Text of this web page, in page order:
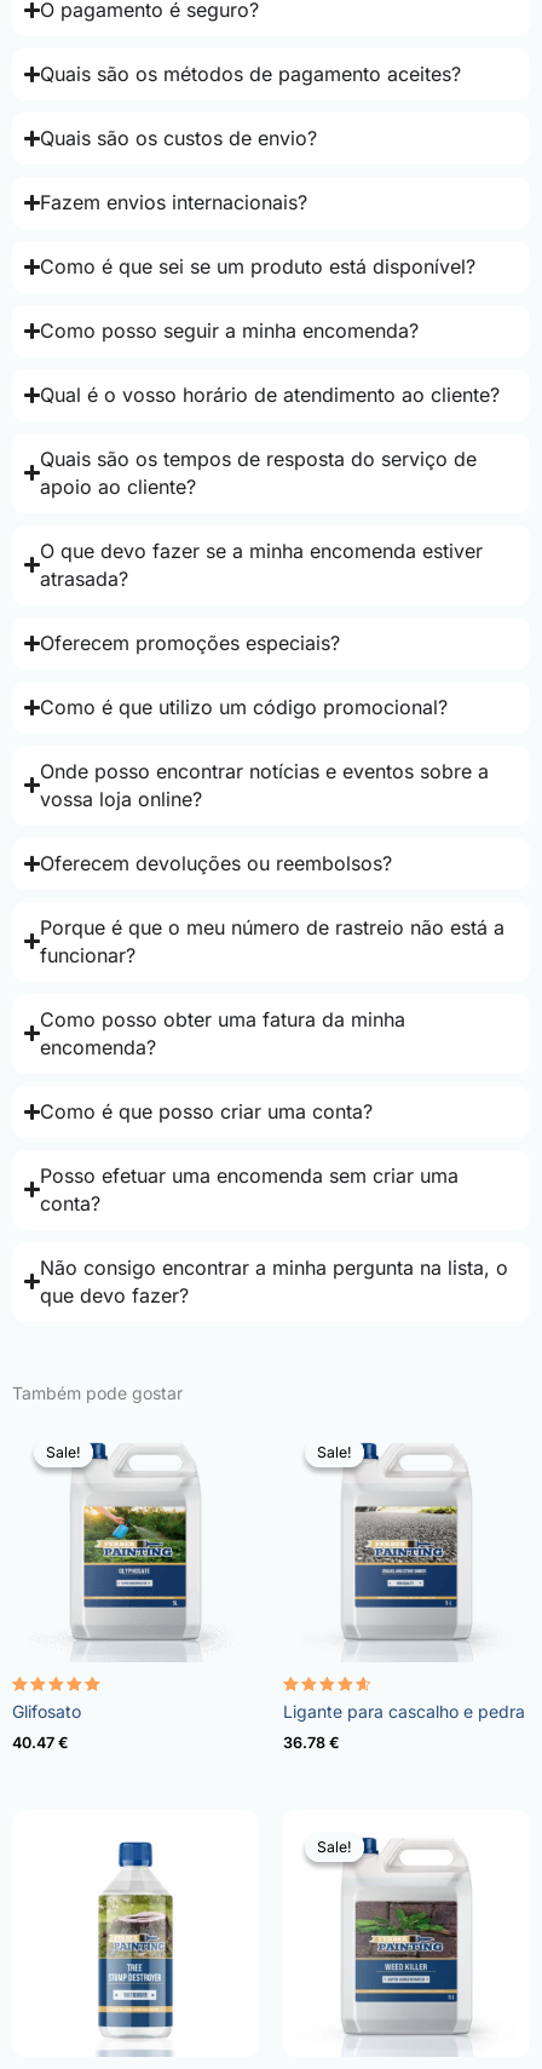
O pagamento é seguro?
Quais são os métodos de pagamento aceites?
Quais são os custos de envio?
Fazem envios internacionais?
Como é que sei se um produto está disponível?
Como posso seguir a minha encomenda?
Qual é o vosso horário de atendimento ao cliente?
Quais são os tempos de resposta do serviço de
apoio ao cliente?
O que devo fazer se a minha encomenda estiver
atrasada?
Oferecem promoções especiais?
Como é que utilizo um código promocional?
Onde posso encontrar notícias e eventos sobre a
vossa loja online?
Oferecem devoluções ou reembolsos?
Porque é que o meu número de rastreio não está a
funcionar?
Como posso obter uma fatura da minha
encomenda?
Como é que posso criar uma conta?
Posso efetuar uma encomenda sem criar uma
conta?
Não consigo encontrar a minha pergunta na lista, o
que devo fazer?
Também pode gostar
Sale!
Sale!
Avaliação
4.96
de 5
Glifosato
40.47 €
Sale!
Sale!
Avaliação
4.57
de 5
Ligante para cascalho e pedra
36.78 €
Sale!
Sale!